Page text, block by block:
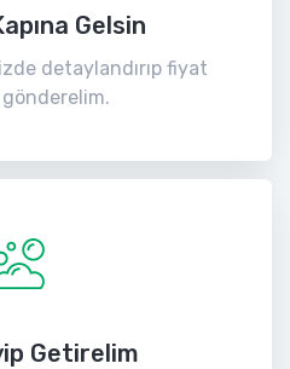
Gelsin
detaylandırıp fiyat
Getirelim